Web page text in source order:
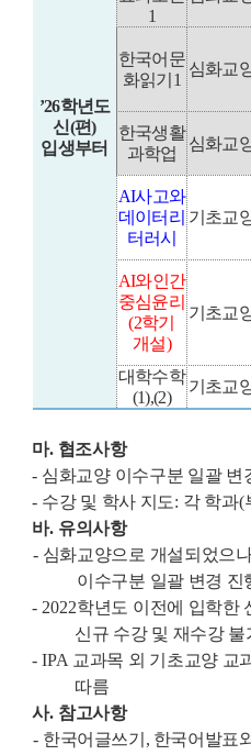
’26학년도
신(편)
입생부터
1
한국어문
화읽기 1
심화교
한국생활
과학업
심화교
AI사고와
데이터리
터러시
기초교
AI와인간
중심윤리
(2학기
개설)
기초교
대학수학
(1),(2)
기초교
마. 협조사항
- 심화교양 이수구분 일괄 변
- 수강 및 학사 지도: 각 학과(
바. 유의사항
- 심화교양으로 개설되었으
이수구분 일괄 변경 진
- 2022학년도 이전에 입학한
신규 수강 및 재수강 불
- IPA 교과목 외 기초교양 교
따름
사. 참고사항
- 한국어글쓰기 , 한국어발표